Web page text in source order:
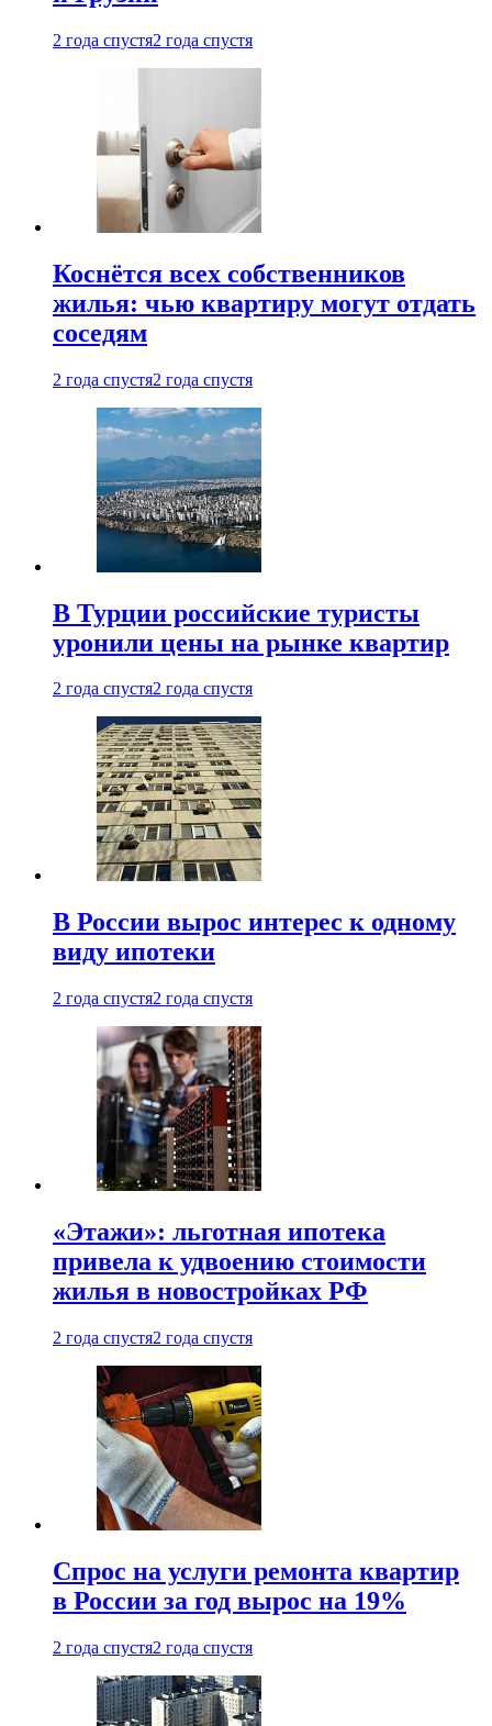
2 года спустя2 года спустя
Коснётся всех собственников
жилья: чью квартиру могут отдать
соседям
2 года спустя2 года спустя
В Турции российские туристы
уронили цены на рынке квартир
2 года спустя2 года спустя
В России вырос интерес к одному
виду ипотеки
2 года спустя2 года спустя
«Этажи»: льготная ипотека
привела к удвоению стоимости
жилья в новостройках РФ
2 года спустя2 года спустя
Спрос на услуги ремонта квартир
в России за год вырос на 19%
2 года спустя2 года спустя